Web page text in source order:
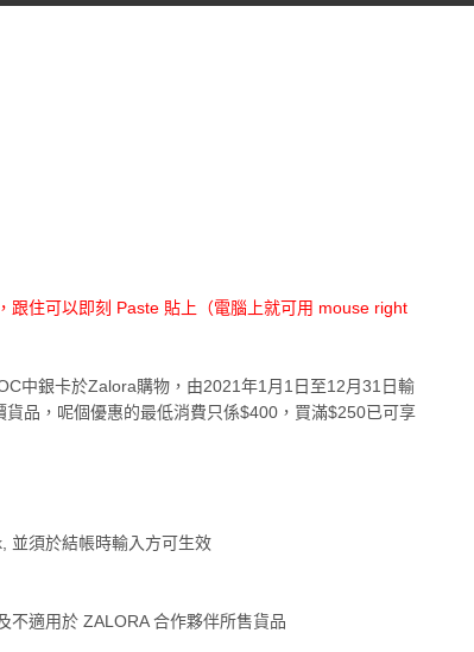
住可以即刻 Paste 貼上（電腦上就可用 mouse right
中銀卡於Zalora購物，由2021年1月1日至12月31日輸
品，呢個優惠的最低消費只係$400，買滿$250已可享
並須於結帳時輸入方可生效
不適用於 ZALORA 合作夥伴所售貨品